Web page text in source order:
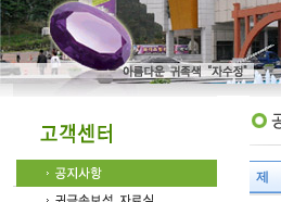
제